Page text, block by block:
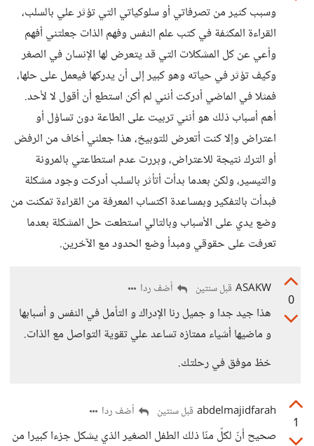
وسبب كثير من تصرفاتي أو سلوكياتي التي تؤثر علي بالسلب،
القراءة المكثفة في كتب علم النفس وفهم الذات جعلتني أفهم
وأعي عن كل المشكلات التي قد يتعرض لها الإنسان في الصغر
وكيف تؤثر في حياته وهو كبير إلى أن يدركها فيعمل على حلها،
فمثلا في الماضي أدركت أنني لم أكن استطع أن أقول لا لأحد.
أهم أسباب ذلك هو أنني تربيت على الطاعة دون تساؤل أو
اعتراض وإلا كنت أتعرض للتوبيخ، هذا جعلني أخاف من الرفض
أو الترك نتيجة للاعتراض، وبررت عدم استطاعتي بالمرونة
والتيسير، ولكن بعدما بدأت أتأثر بالسلب أدركت وجود مشكلة
فبدأت بالتفكير وبمساعدة اكتساب المعرفة من القراءة تمكنت من
وضع يدي على الأسباب وبالتالي استطعت حل المشكلة بعدما
تعرفت على حقوقي ومبدأ وضع الحدود مع الآخرين.
0
ASAKW قبل سنتين أضف ردا
هذا جيد جدا و جميل رنا الإدراك و التأمل في النفس و أسبابها
و ماضيها أشياء ممتازه تساعد علي تقوية التواصل مع الذات.
خظ موفق في رحلتك.
1
abdelmajidfarah قبل سنتين أضف ردا
صحيح أنّ لكلّ منّا ذلك الطفل الصغير الذي يشكل جزءا كبيرا من